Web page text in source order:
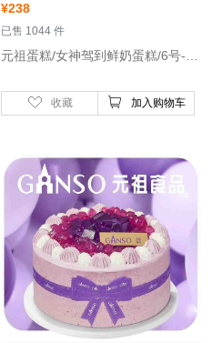
¥238
已售 1044 件
收藏 加入购物车